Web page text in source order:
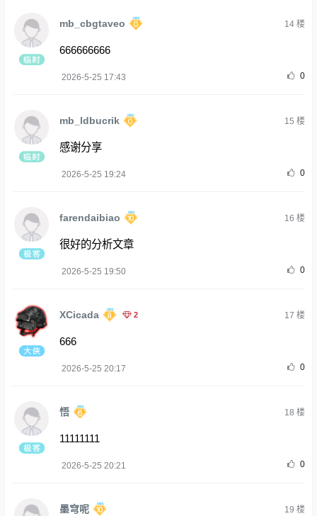
mb_cbgtaveo 14楼
666666666
2026-5-25 17:43 0
mb_ldbucrik 15 楼
感谢分享
2026-5-25 19:24 0
farendaibiao 16 楼
很好的分析文章
2026-5-25 19:50 0
XCicada 2 17 楼
666
2026-5-25 20:17 0
悟 18 楼
11111111
2026-5-25 20:21 0
墨穹呢 19 楼